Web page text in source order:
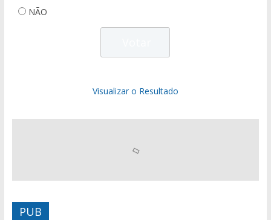
NÃO
Visualizar o Resultado
PUB